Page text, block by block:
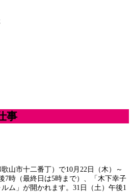
事
山市十二番丁）で10月22日（木）～
7時（最終日は5時まで）、「木下幸子
ム」が開かれます。31日（土）午後1